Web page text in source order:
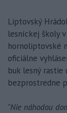
Liptovský
lesníckej školy
hornoliptovské
oficiálne
buk lesný
bezprostredne
"Nie náhodou